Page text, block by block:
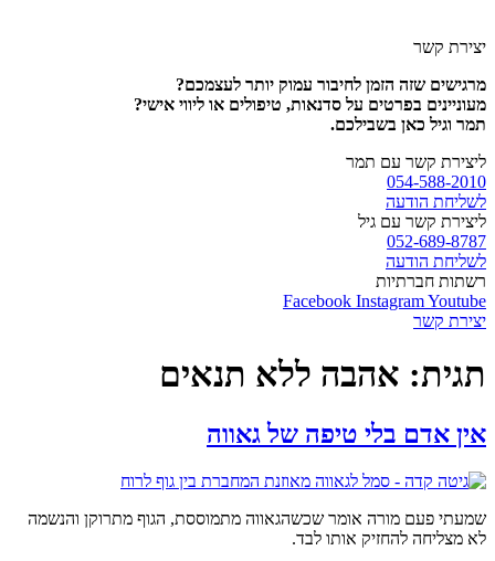
יצירת קשר
מרגישים שזה הזמן לחיבור עמוק יותר לעצמכם?
מעוניינים בפרטים על סדנאות, טיפולים או ליווי אישי?
תמר וגיל כאן בשבילכם.
ליצירת קשר עם תמר
054-588-2010
לשליחת הודעה
ליצירת קשר עם גיל
052-689-8787
לשליחת הודעה
רשתות חברתיות
Facebook InstagramYoutube
יצירת קשר
תגית: אהבה ללא תנאים
אין אדם בלי טיפה של גאווה
שמעתי פעם מורה אומר שכשהגאווה מתמוססת, הגוף מתרוקן והנשמה
לא מצליחה להחזיק אותו לבד.